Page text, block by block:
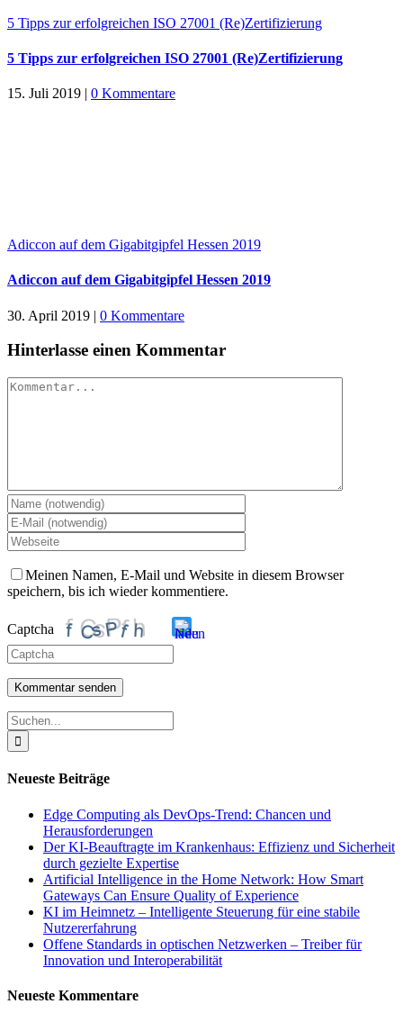
5 Tipps zur erfolgreichen ISO 27001 (Re)Zertifizierung
5 Tipps zur erfolgreichen ISO 27001 (Re)Zertifizierung
15. Juli 2019 | 0 Kommentare
Adiccon auf dem Gigabitgipfel Hessen 2019
Adiccon auf dem Gigabitgipfel Hessen 2019
30. April 2019 | 0 Kommentare
Hinterlasse einen Kommentar
Kommentar
Meinen Namen, E-Mail und Website in diesem Browser
speichern, bis ich wieder kommentiere.
Captcha
gib
im
CAPTCHA
angezeigten
ein,
bestätigen,
dass
Mensch
bist.
Suche
nach:
Neueste Beiträge
Edge Computing als DevOps-Trend: Chancen und
Herausforderungen
Der KI-Beauftragte im Krankenhaus: Effizienz und Sicherheit
durch gezielte Expertise
Artificial Intelligence in the Home Network: How Smart
Gateways Can Ensure Quality of Experience
KI im Heimnetz – Intelligente Steuerung für eine stabile
Nutzererfahrung
Offene Standards in optischen Netzwerken – Treiber für
Innovation und Interoperabilität
Neueste Kommentare